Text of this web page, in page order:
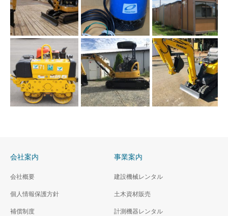
会社案内
会社概要
個人情報保護方針
補償制度
事業案内
建設機械レンタル
土木資材販売
計測機器レンタル